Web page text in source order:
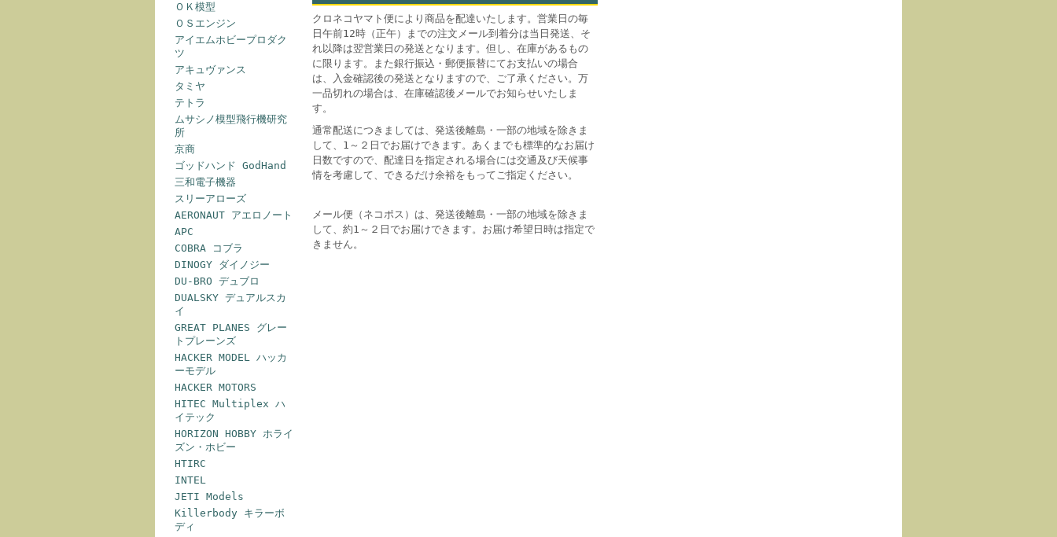
ＯＫ模型
ＯＳエンジン
アイエムホビープロダク
ツ
アキュヴァンス
タミヤ
テトラ
ムサシノ模型飛行機研究
所
京商
ゴッドハンド GodHand
三和電子機器
スリーアローズ
AERONAUT アエロノート
APC
COBRA コブラ
DINOGY ダイノジー
DU-BRO デュブロ
DUALSKY デュアルスカ
イ
GREAT PLANES グレー
トプレーンズ
HACKER MODEL ハッカ
ーモデル
HACKER MOTORS
HITEC Multiplex ハ
イテック
HORIZON HOBBY ホライ
ズン・ホビー
HTIRC
INTEL
JETI Models
Killerbody キラーボ
ディ
クロネコヤマト便により商品を配達いたします。営業日の毎
日午前12時（正午）までの注文メール到着分は当日発送、そ
れ以降は翌営業日の発送となります。但し、在庫があるもの
に限ります。また銀行振込・郵便振替にてお支払いの場合
は、入金確認後の発送となりますので、ご了承ください。万
一品切れの場合は、在庫確認後メールでお知らせいたしま
す。
通常配送につきましては、発送後離島・一部の地域を除きま
して、1～２日でお届けできます。あくまでも標準的なお届け
日数ですので、配達日を指定される場合には交通及び天候事
情を考慮して、できるだけ余裕をもってご指定ください。
メール便（ネコポス）は、発送後離島・一部の地域を除きま
して、約1～２日でお届けできます。お届け希望日時は指定で
きません。